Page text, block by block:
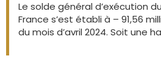
Le solde général d’exécution
France s’est établi à – 91,56
du mois d’avril 2024. Soit une